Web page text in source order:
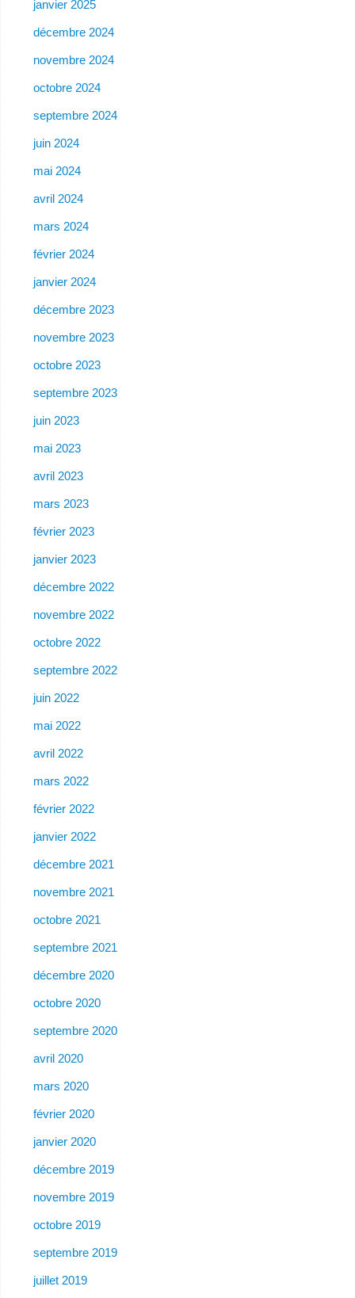
janvier 2025
décembre 2024
novembre 2024
octobre 2024
septembre 2024
juin 2024
mai 2024
avril 2024
mars 2024
février 2024
janvier 2024
décembre 2023
novembre 2023
octobre 2023
septembre 2023
juin 2023
mai 2023
avril 2023
mars 2023
février 2023
janvier 2023
décembre 2022
novembre 2022
octobre 2022
septembre 2022
juin 2022
mai 2022
avril 2022
mars 2022
février 2022
janvier 2022
décembre 2021
novembre 2021
octobre 2021
septembre 2021
décembre 2020
octobre 2020
septembre 2020
avril 2020
mars 2020
février 2020
janvier 2020
décembre 2019
novembre 2019
octobre 2019
septembre 2019
juillet 2019